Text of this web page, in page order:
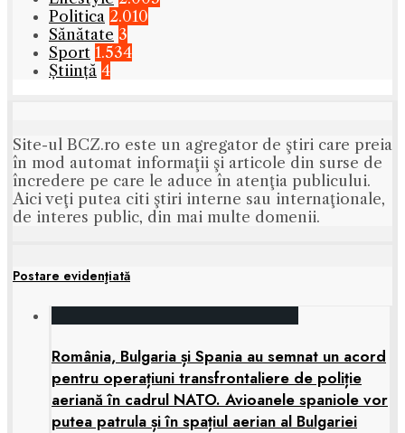
Politica 2.010
Sănătate 3
Sport 1.534
Știință 4
Site-ul BCZ.ro este un agregator de ştiri care preia
în mod automat informaţii şi articole din surse de
încredere pe care le aduce în atenţia publicului.
Aici veţi putea citi ştiri interne sau internaţionale,
de interes public, din mai multe domenii.
Postare evidenţiată
România, Bulgaria și Spania au semnat un acord
pentru operațiuni transfrontaliere de poliție
aeriană în cadrul NATO. Avioanele spaniole vor
putea patrula și în spațiul aerian al Bulgariei